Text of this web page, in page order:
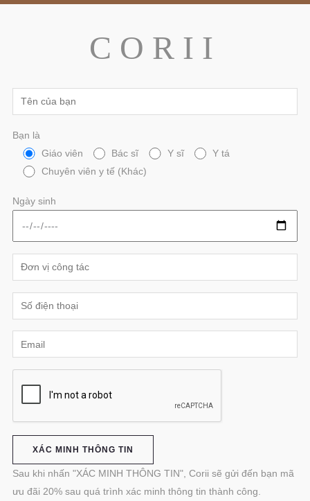
C O R I I
Bạn là
Giáo viên
Bác sĩ Y sĩ
Y tá
Chuyên viên y tế (Khác)
Ngày sinh
Sau khi nhấn "XÁC MINH THÔNG TIN", Corii sẽ gửi đến bạn mã
ưu đãi 20% sau quá trình xác minh thông tin thành công.